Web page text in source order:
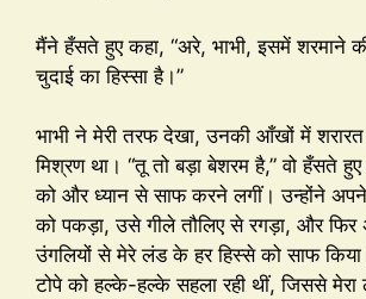
मैंने हँसते हुए कहा, “अरे, भाभी, इसमें शरमाने
चुदाई का हिस्सा है।”
भाभी ने मेरी तरफ देखा, उनकी आँखों में
मिश्रण था। “तू तो बड़ा बेशरम है,” वो हँसते
को और ध्यान से साफ करने लगीं। उन्होंने
को पकड़ा, उसे गीले तौलिए से रगड़ा, और
उंगलियों से मेरे लंड के हर हिस्से को साफ
टोपे को हल्के-हल्के सहला रही थीं, जिससे